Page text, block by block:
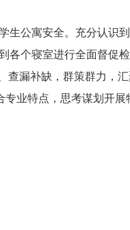
公寓安全。充分认识
各个寝室进行全面督促
查漏补缺，群策群力，
业特点，思考谋划开展